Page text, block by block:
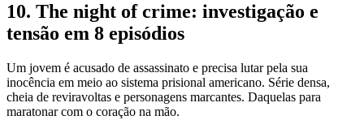
10. The night of crime: investigação e
tensão em 8 episódios
Um jovem é acusado de assassinato e precisa lutar pela sua
inocência em meio ao sistema prisional americano. Série densa,
cheia de reviravoltas e personagens marcantes. Daquelas para
maratonar com o coração na mão.